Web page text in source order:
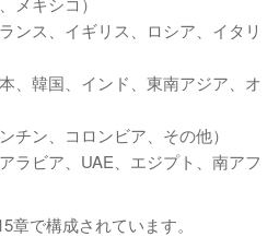
ンス、イギリス、ロシア、イタリ
、韓国、インド、東南アジア、オ
チン、コロンビア、その他）
ラビア、UAE、エジプト、南アフ
で構成されています。